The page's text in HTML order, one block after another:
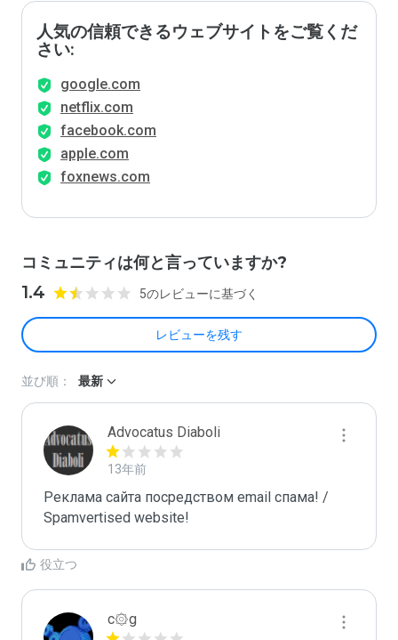
人気の信頼できるウェブサイトをご覧くだ
さい:
google.com
netflix.com
facebook.com
apple.com
foxnews.com
コミュニティは何と言っていますか?
1.4 5のレビューに基づく
レビューを残す
並び順： 最新
Advocatus Diaboli
13年前
Реклама сайта посредством email спама! /
Spamvertised website!
役立つ
c۞g